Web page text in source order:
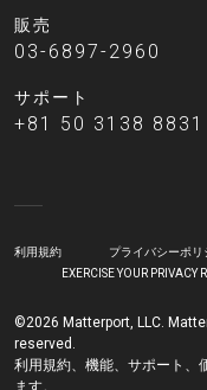
販売
03-6897-2960
サポート
+81 50 3138 8831
©2026 Matterport, LLC.
reserved.
利用規約、機能、サポート、
ます。
利用規約 プライバシーポリ
EXERCISE YOUR PRIVACY